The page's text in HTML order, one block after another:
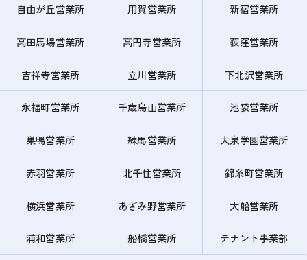
自由が丘営業所 用賀営業所 新宿営業所
高田馬場営業所 高円寺営業所 荻窪営業所
吉祥寺営業所 立川営業所 下北沢営業所
永福町営業所 千歳烏山営業所 池袋営業所
巣鴨営業所 練馬営業所 大泉学園営業所
赤羽営業所 北千住営業所 錦糸町営業所
横浜営業所 あざみ野営業所 大船営業所
浦和営業所 船橋営業所 テナント事業部